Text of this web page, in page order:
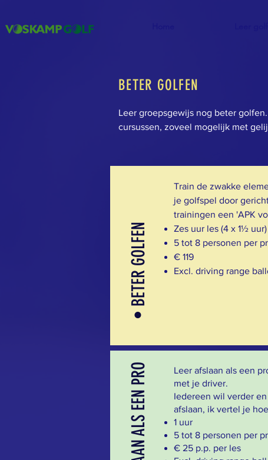
BETER GOLFEN
Leer groepsgewijs nog beter
cursussen, zoveel mogelijk met
• BETER GOLFEN
Train de zwakke
je golfspel door
trainingen een 'APK
Zes uur les (4 x 1½ uur)
5 tot 8 personen per
€ 119
Excl. driving range
Leer afslaan als een
met je driver.
Iedereen wil verder
afslaan, ik vertel je
1 uur
5 tot 8 personen per
€ 25 p.p. per les